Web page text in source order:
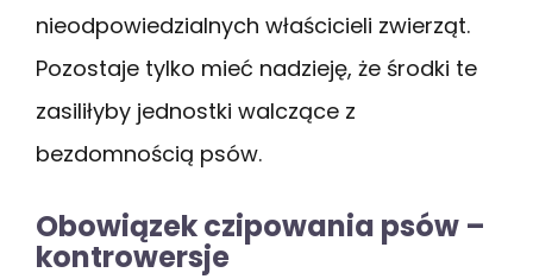
nieodpowiedzialnych właścicieli zwierząt.
Pozostaje tylko mieć nadzieję, że środki te
zasiliłyby jednostki walczące z
bezdomnością psów.
Obowiązek czipowania psów –
kontrowersje